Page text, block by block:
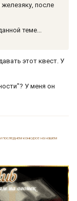
после
теме...
этот квест. У
У меня он
последнем конкурсе на нашем